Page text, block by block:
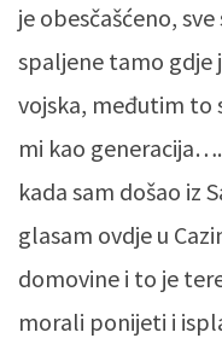
je obesčašćeno,
spaljene tamo gdje
vojska, međutim to
mi kao
kada sam došao iz
glasam ovdje u
domovine i to je
morali ponijeti i